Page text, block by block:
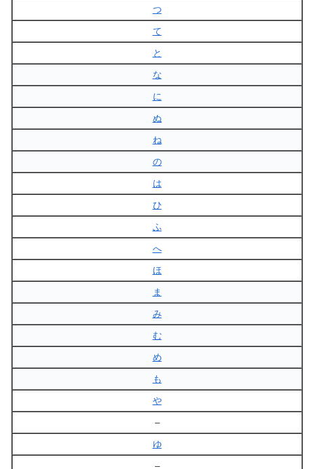
つ
て
と
な
に
ぬ
ね
の
は
ひ
ふ
へ
ほ
ま
み
む
め
も
や
–
ゆ
–